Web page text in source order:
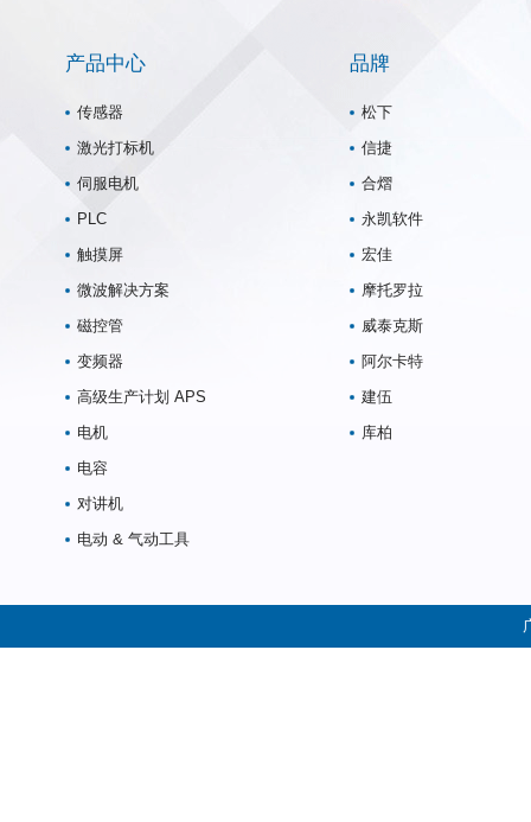
产品中心
传感器
激光打标机
伺服电机
PLC
触摸屏
微波解决方案
磁控管
变频器
高级生产计划 APS
电机
电容
对讲机
电动 & 气动工具
品牌
松下
信捷
合熠
永凯软件
宏佳
摩托罗拉
威泰克斯
阿尔卡特
建伍
库柏